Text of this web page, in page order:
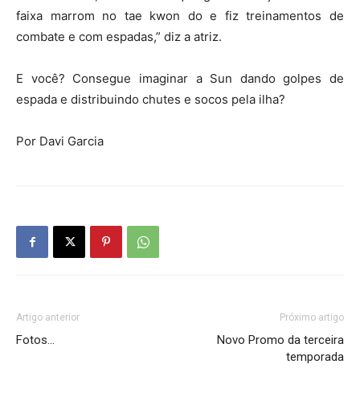
faixa marrom no tae kwon do e fiz treinamentos de
combate e com espadas,” diz a atriz.
E você? Consegue imaginar a Sun dando golpes de
espada e distribuindo chutes e socos pela ilha?
Por Davi Garcia
Artigo anterior
Fotos…
Próximo artigo
Novo Promo da terceira
temporada